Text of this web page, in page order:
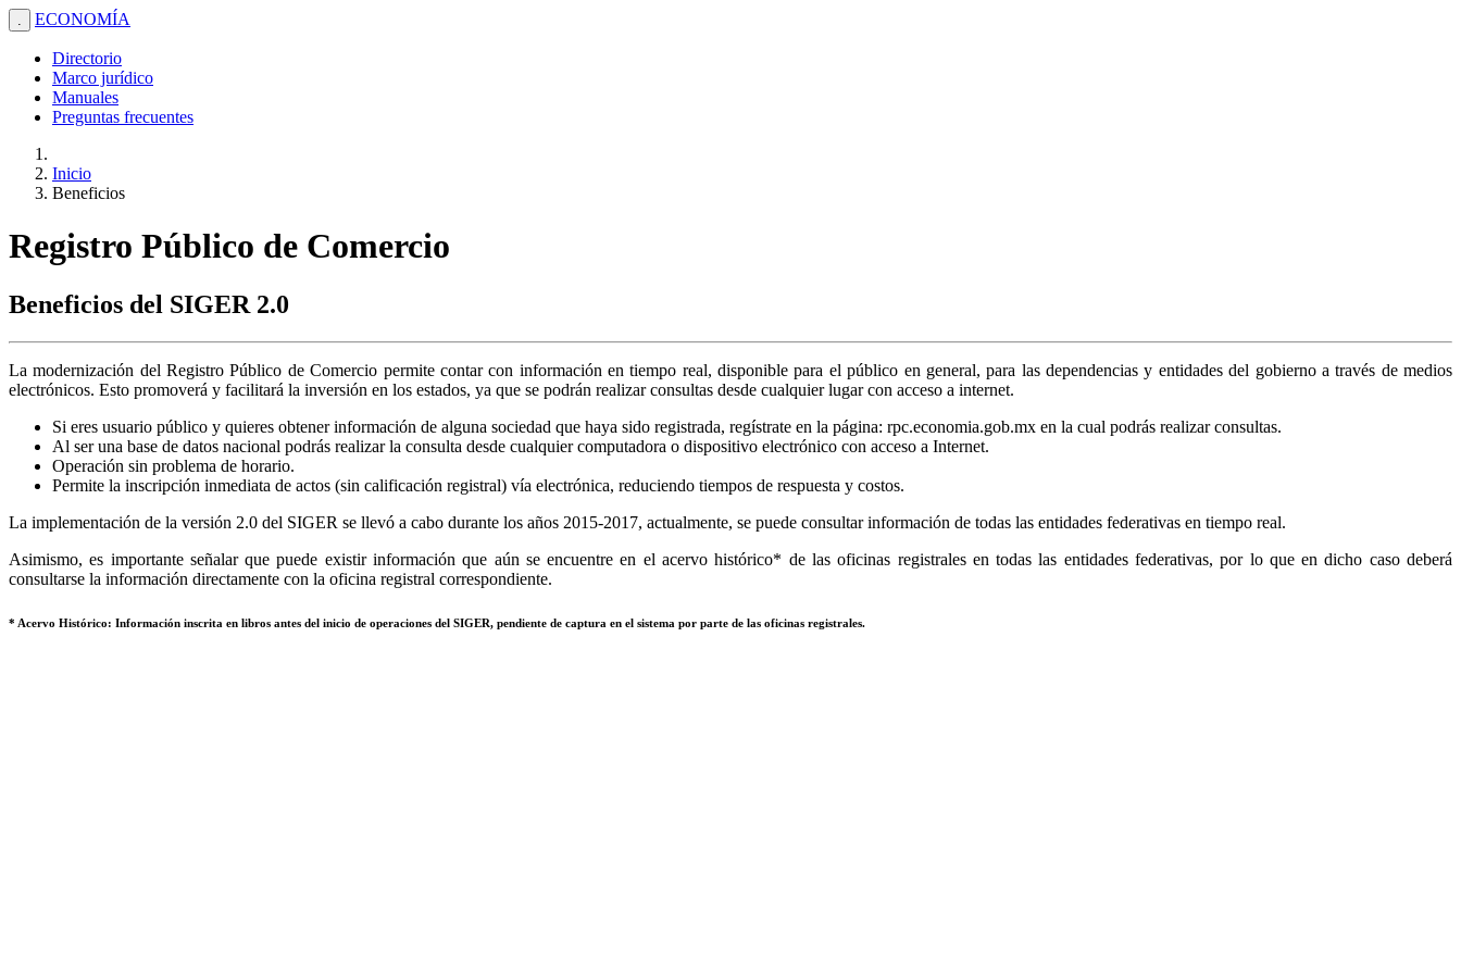
. ECONOMÍA
Directorio
Marco jurídico
Manuales
Preguntas frecuentes
Inicio
Beneficios
Registro Público de Comercio
Beneficios del SIGER 2.0
La modernización del Registro Público de Comercio permite contar con información en tiempo real, disponible para el público en general, para las dependencias y entidades del gobierno a través de medios
electrónicos. Esto promoverá y facilitará la inversión en los estados, ya que se podrán realizar consultas desde cualquier lugar con acceso a internet.
Si eres usuario público y quieres obtener información de alguna sociedad que haya sido registrada, regístrate en la página: rpc.economia.gob.mx en la cual podrás realizar consultas.
Al ser una base de datos nacional podrás realizar la consulta desde cualquier computadora o dispositivo electrónico con acceso a Internet.
Operación sin problema de horario.
Permite la inscripción inmediata de actos (sin calificación registral) vía electrónica, reduciendo tiempos de respuesta y costos.
La implementación de la versión 2.0 del SIGER se llevó a cabo durante los años 2015-2017, actualmente, se puede consultar información de todas las entidades federativas en tiempo real.
Asimismo, es importante señalar que puede existir información que aún se encuentre en el acervo histórico* de las oficinas registrales en todas las entidades federativas, por lo que en dicho caso deberá
consultarse la información directamente con la oficina registral correspondiente.
* Acervo Histórico: Información inscrita en libros antes del inicio de operaciones del SIGER, pendiente de captura en el sistema por parte de las oficinas registrales.